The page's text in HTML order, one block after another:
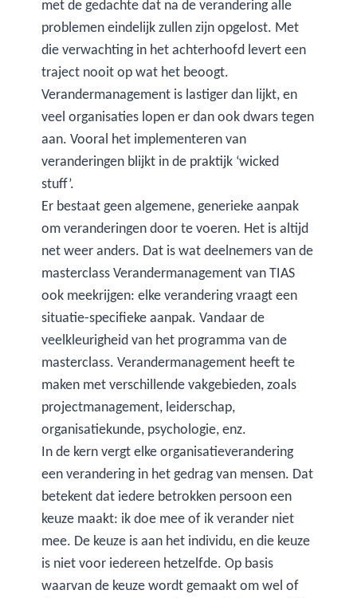
met de gedachte dat na de verandering alle
problemen eindelijk zullen zijn opgelost. Met
die verwachting in het achterhoofd levert een
traject nooit op wat het beoogt.
Verandermanagement is lastiger dan lijkt, en
veel organisaties lopen er dan ook dwars tegen
aan. Vooral het implementeren van
veranderingen blijkt in de praktijk ‘wicked
stuff’.
Er bestaat geen algemene, generieke aanpak
om veranderingen door te voeren. Het is altijd
net weer anders. Dat is wat deelnemers van de
masterclass Verandermanagement van TIAS
ook meekrijgen: elke verandering vraagt een
situatie-specifieke aanpak. Vandaar de
veelkleurigheid van het programma van de
masterclass. Verandermanagement heeft te
maken met verschillende vakgebieden, zoals
projectmanagement, leiderschap,
organisatiekunde, psychologie, enz.
In de kern vergt elke organisatieverandering
een verandering in het gedrag van mensen. Dat
betekent dat iedere betrokken persoon een
keuze maakt: ik doe mee of ik verander niet
mee. De keuze is aan het individu, en die keuze
is niet voor iedereen hetzelfde. Op basis
waarvan de keuze wordt gemaakt om wel of